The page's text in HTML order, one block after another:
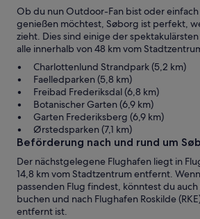
Ob du nun Outdoor-Fan bist oder
genießen möchtest, Søborg ist perfekt,
zieht. Dies sind einige der
alle innerhalb von 48 km vom
Charlottenlund Strandpark (5,2 km)
Faelledparken (5,8 km)
Freibad Frederiksdal (6,8 km)
Botanischer Garten (6,9 km)
Garten Frederiksberg (6,9 km)
Ørstedsparken (7,1 km)
Beförderung nach und rund um
Der nächstgelegene Flughafen liegt in
14,8 km vom Stadtzentrum entfernt.
passenden Flug findest, könntest du
buchen und nach Flughafen Roskilde
entfernt ist.